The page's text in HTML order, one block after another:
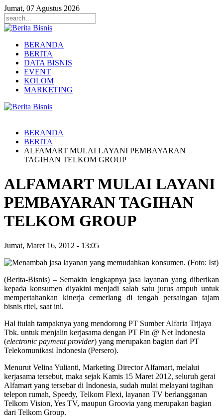
Jumat, 07 Agustus 2026
BERANDA
BERITA
DATA BISNIS
EVENT
KOLOM
MARKETING
BERANDA
BERITA
ALFAMART MULAI LAYANI PEMBAYARAN
TAGIHAN TELKOM GROUP
ALFAMART MULAI LAYANI
PEMBAYARAN TAGIHAN
TELKOM GROUP
Jumat, Maret 16, 2012 - 13:05
(Berita-Bisnis) – Semakin lengkapnya jasa layanan yang diberikan
kepada konsumen diyakini menjadi salah satu jurus ampuh untuk
mempertahankan kinerja cemerlang di tengah persaingan tajam
bisnis ritel, saat ini.
Hal itulah tampaknya yang mendorong PT Sumber Alfaria Trijaya
Tbk. untuk menjalin kerjasama dengan PT Fin @ Net Indonesia
(electronic payment provider) yang merupakan bagian dari PT
Telekomunikasi Indonesia (Persero).
Menurut Velina Yulianti, Marketing Director Alfamart, melalui
kerjasama tersebut, maka sejak Kamis 15 Maret 2012, seluruh gerai
Alfamart yang tersebar di Indonesia, sudah mulai melayani tagihan
telepon rumah, Speedy, Telkom Flexi, layanan TV berlangganan
Telkom Vision, Yes TV, maupun Groovia yang merupakan bagian
dari Telkom Group.